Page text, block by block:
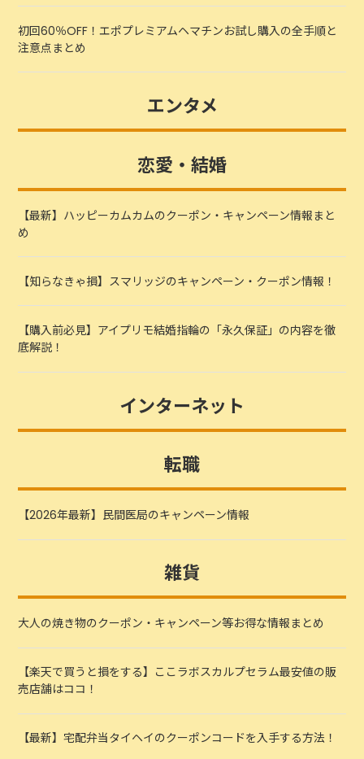
初回60％OFF！エポプレミアムヘマチンお試し購入の全手順と
注意点まとめ
エンタメ
恋愛・結婚
【最新】ハッピーカムカムのクーポン・キャンペーン情報まと
め
【知らなきゃ損】スマリッジのキャンペーン・クーポン情報！
【購入前必見】アイプリモ結婚指輪の「永久保証」の内容を徹
底解説！
インターネット
転職
【2026年最新】民間医局のキャンペーン情報
雑貨
大人の焼き物のクーポン・キャンペーン等お得な情報まとめ
【楽天で買うと損をする】ここラボスカルプセラム最安値の販
売店舗はココ！
【最新】宅配弁当タイヘイのクーポンコードを入手する方法！